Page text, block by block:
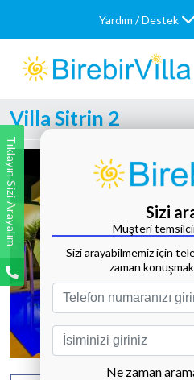
Yardım / Destek
Villa Sitrin 2
Tüm
Tıklayın Sizi Arayalım Sizi
Müşteri
Sizi arayabilmemiz için
zaman
Ne zaman